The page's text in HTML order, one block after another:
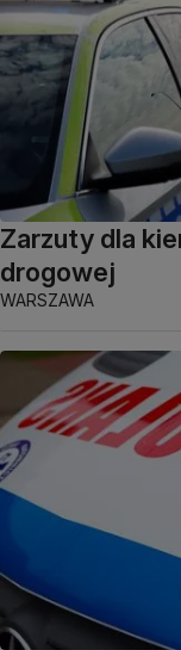
Zarzuty dla
drogowej
WARSZAWA